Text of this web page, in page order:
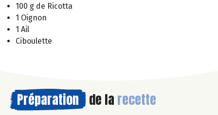
100 g de Ricotta
1 Oignon
1 Ail
Ciboulette
Préparation de la recette